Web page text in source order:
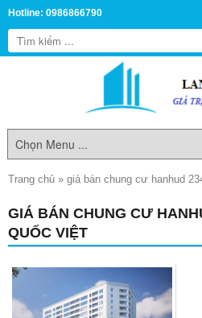
Hotline: 0986866790
Trang chủ » giá bán chung cư hanhud
GIÁ BÁN CHUNG CƯ
QUỐC VIỆT